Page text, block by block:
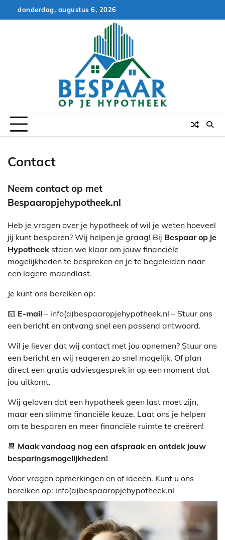
to
donderdag, augustus 6, 2026
Contact
Neem contact op met
Bespaaropjehypotheek.nl
Heb je vragen over je hypotheek of wil je weten hoeveel
jij kunt besparen? Wij helpen je graag! Bij Bespaar op je
Hypotheek staan we klaar om jouw financiële
mogelijkheden te bespreken en je te begeleiden naar
een lagere maandlast.
Je kunt ons bereiken op:
📧 E-mail – info(a)bespaaropjehypotheek.nl – Stuur ons
een bericht en ontvang snel een passend antwoord.
Wil je liever dat wij contact met jou opnemen? Stuur ons
een bericht en wij reageren zo snel mogelijk. Of plan
direct een gratis adviesgesprek in op een moment dat
jou uitkomt.
Wij geloven dat een hypotheek geen last moet zijn,
maar een slimme financiële keuze. Laat ons je helpen
om te besparen en meer financiële ruimte te creëren!
📆 Maak vandaag nog een afspraak en ontdek jouw
besparingsmogelijkheden!
Voor vragen opmerkingen en of ideeën. Kunt u ons
bereiken op: info(a)bespaaropjehypotheek.nl